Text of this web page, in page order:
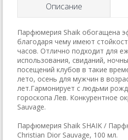
Описание
Парфюмерия Shaik обогащена
благодаря чему имеют
часов. Отлично подходит для
использования, свиданий,
посещений клубов в такие
лето, осень для мужчин в
лет.Гармонирует с людьми
гороскопа Лев. Конкурентное
Sauvage.
Парфюмерия Shaik SHAIK /
Christian Dior Sauvage, 100 мл.